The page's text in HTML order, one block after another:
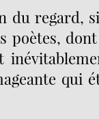
du regard,
poètes,
qui